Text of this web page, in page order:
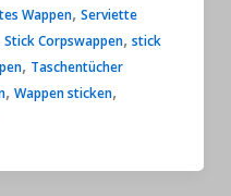
Wappen, Serviette
Stick Corpswappen, stick
, Taschentücher
, Wappen sticken,